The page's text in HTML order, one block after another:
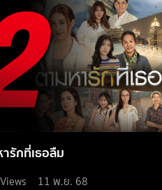
รักที่เธอลืม
Views 11 พ.ย. 68